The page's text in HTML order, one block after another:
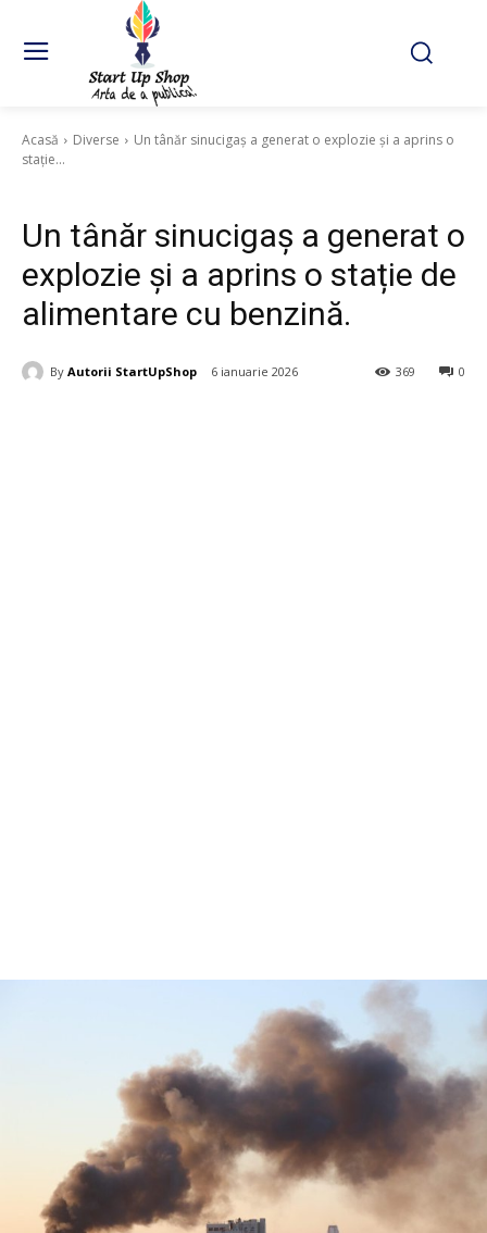
Acasă Diverse
Un tânăr sinucigaș a generat o explozie și a aprins o
stație...
Un tânăr sinucigaș a generat o
explozie și a aprins o stație de
alimentare cu benzină.
By Autorii StartUpShop 6 ianuarie 2026 0
369